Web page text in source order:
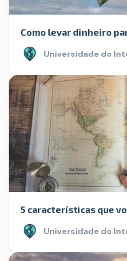
Como levar dinheiro
Universidade do
5 características que
Universidade do